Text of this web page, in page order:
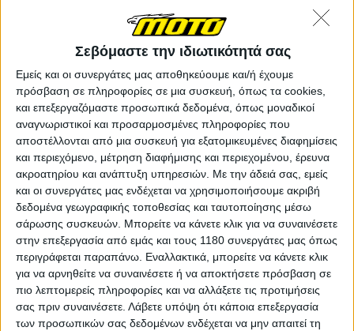
Σεβόμαστε την ιδιωτικότητά σας
Εμείς και οι συνεργάτες μας αποθηκεύουμε και/ή έχουμε
πρόσβαση σε πληροφορίες σε μια συσκευή, όπως τα cookies,
και επεξεργαζόμαστε προσωπικά δεδομένα, όπως μοναδικοί
αναγνωριστικοί και προσαρμοσμένες πληροφορίες που
αποστέλλονται από μια συσκευή για εξατομικευμένες διαφημίσεις
και περιεχόμενο, μέτρηση διαφήμισης και περιεχομένου, έρευνα
ακροατηρίου και ανάπτυξη υπηρεσιών. Με την άδειά σας, εμείς
και οι συνεργάτες μας ενδέχεται να χρησιμοποιήσουμε ακριβή
δεδομένα γεωγραφικής τοποθεσίας και ταυτοποίησης μέσω
σάρωσης συσκευών. Μπορείτε να κάνετε κλικ για να συναινέσετε
στην επεξεργασία από εμάς και τους 1180 συνεργάτες μας όπως
περιγράφεται παραπάνω. Εναλλακτικά, μπορείτε να κάνετε κλικ
για να αρνηθείτε να συναινέσετε ή να αποκτήσετε πρόσβαση σε
πιο λεπτομερείς πληροφορίες και να αλλάξετε τις προτιμήσεις
σας πριν συναινέσετε. Λάβετε υπόψη ότι κάποια επεξεργασία
των προσωπικών σας δεδομένων ενδέχεται να μην απαιτεί τη
Στον πυλώνα της έξυπνης κινητικότητας, το
καινοτόμο οικοσύστημα έξυπνης και οικολογικής
μετακίνησης μέσω της πρωτοποριακής εφαρμογής
“astyMOVE” αγκαλιάστηκε από ακόμα περισσότερους
κατοίκους και επισκέπτες του νησιού στη δεύτερη
χρονιά πλήρους εφαρμογής του.
Η υπηρεσία vehicle sharing “astyGO” πρόσφερε κατά
τους καλοκαιρινούς μήνες την δυνατότητα επιλογής
διαμοιρασμού των ηλεκτρικών αυτοκινήτων ID.3 της
Volkswagen, των eScooters SEAT MO 125 και των